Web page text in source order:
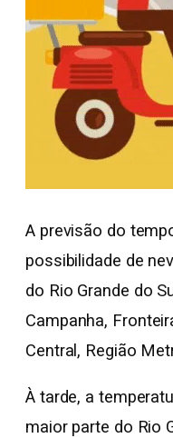
A previsão do
possibilidade de
do Rio Grande do
Campanha,
Central, Região
À tarde, a
maior parte do Rio